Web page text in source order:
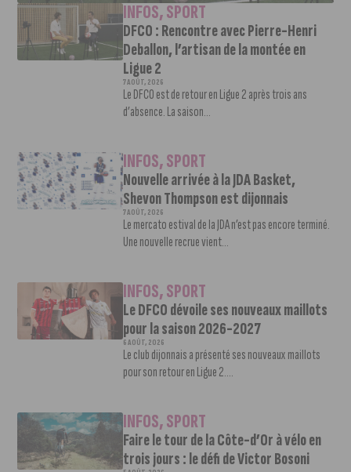
INFOS,SPORT
DFCO : Rencontre avec Pierre-Henri
Deballon, l’artisan de la montée en
Ligue 2
7 AOÛT, 2026
Le DFCO est de retour en Ligue 2 après trois ans
d’absence. La saison...
INFOS,SPORT
Nouvelle arrivée à la JDA Basket,
Shevon Thompson est dijonnais
7 AOÛT, 2026
Le mercato estival de la JDA n’est pas encore terminé.
Une nouvelle recrue vient...
INFOS,SPORT
Le DFCO dévoile ses nouveaux maillots
pour la saison 2026-2027
6 AOÛT, 2026
Le club dijonnais a présenté ses nouveaux maillots
pour son retour en Ligue 2....
INFOS,SPORT
Faire le tour de la Côte-d’Or à vélo en
trois jours : le défi de Victor Bosoni